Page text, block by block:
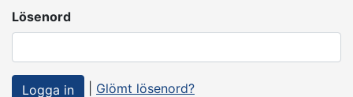
Lösenord
Glömt lösenord?